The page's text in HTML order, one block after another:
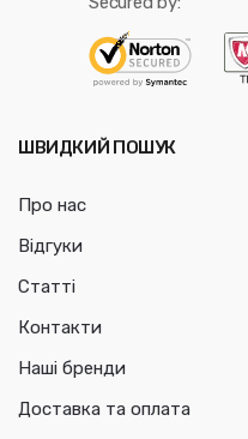
ШВИДКИЙ ПОШУК
Про нас
Відгуки
Статті
Контакти
Наші бренди
Доставка та оплата